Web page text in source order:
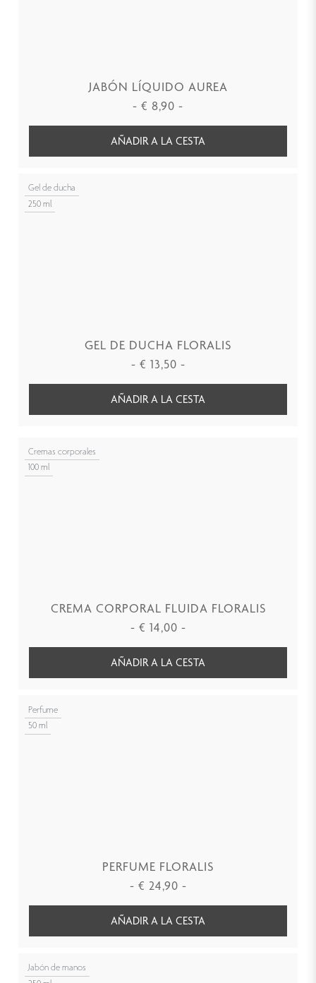
JABÓN LÍQUIDO AUREA
- € 8,90 -
AÑADIR A LA CESTA
Gel de ducha
250 ml
GEL DE DUCHA FLORALIS
- € 13,50 -
AÑADIR A LA CESTA
Cremas corporales
100 ml
CREMA CORPORAL FLUIDA FLORALIS
- € 14,00 -
AÑADIR A LA CESTA
Perfume
50 ml
PERFUME FLORALIS
- € 24,90 -
AÑADIR A LA CESTA
Jabón de manos